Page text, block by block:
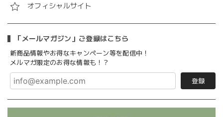
オフィシャルサイト
「メールマガジン」ご登録はこちら
新商品情報やお得なキャンペーン等を配信中！
メルマガ限定のお得な情報も！？
登録